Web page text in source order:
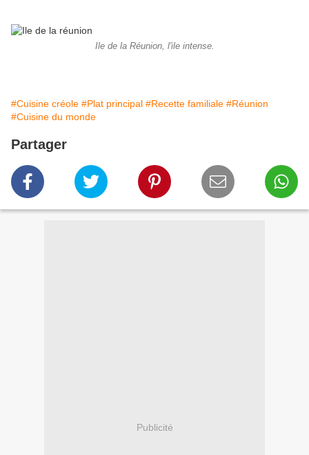
Ile de la Réunion, l'ile intense.
#Cuisine créole #Plat principal #Recette familiale #Réunion
#Cuisine du monde
Partager
Publicité